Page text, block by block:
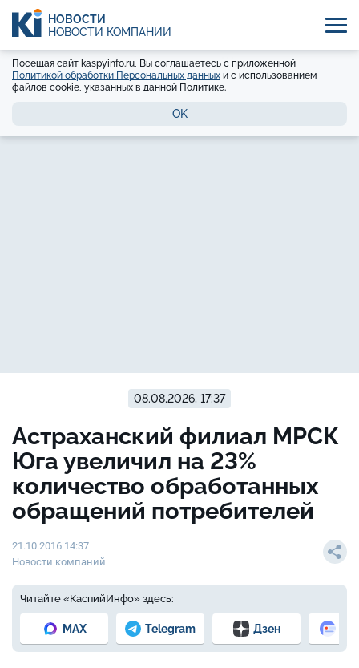
НОВОСТИ
НОВОСТИ КОМПАНИЙ
Посещая сайт kaspyinfo.ru, Вы соглашаетесь с приложенной
Политикой обработки Персональных данных и с использованием
файлов cookie, указанных в данной Политике.
OK
08.08.2026, 17:37
Астраханский филиал МРСК
Юга увеличил на 23%
количество обработанных
обращений потребителей
21.10.2016 14:37
Новости компаний
Читайте «КаспийИнфо» здесь:
MAX Telegram Дзен